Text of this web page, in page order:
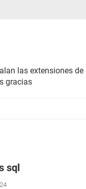
las extensiones
gracias
sql